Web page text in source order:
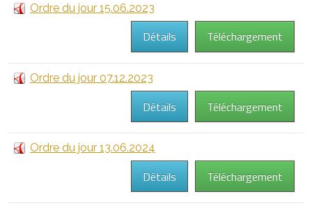
Ordre du jour 15.06.2023
Téléchargement
Détails
Ordre du jour 07.12.2023
Téléchargement
Détails
Ordre du jour 13.06.2024
Téléchargement
Détails